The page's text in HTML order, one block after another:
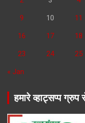
9 10 11
16 17 18
23 24 25
« Jan
हमारे व्हाट्सप्प